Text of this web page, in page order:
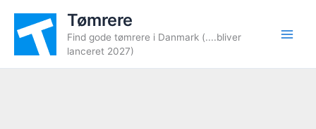
indholdet
Tømrere
Find gode tømrere i Danmark (....bliver
lanceret 2027)